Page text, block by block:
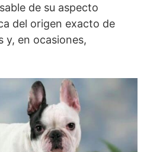
de su aspecto
del origen exacto de
y, en ocasiones,